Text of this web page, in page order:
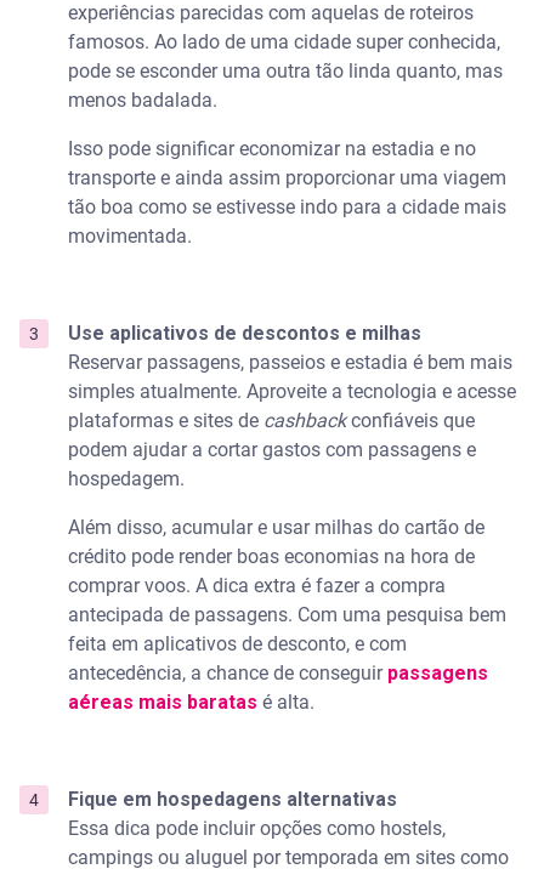
experiências parecidas com aquelas de roteiros
famosos. Ao lado de uma cidade super conhecida,
pode se esconder uma outra tão linda quanto, mas
menos badalada.
Isso pode significar economizar na estadia e no
transporte e ainda assim proporcionar uma viagem
tão boa como se estivesse indo para a cidade mais
movimentada.
Use aplicativos de descontos e milhas
Reservar passagens, passeios e estadia é bem mais
simples atualmente. Aproveite a tecnologia e acesse
plataformas e sites de cashbackconfiáveis que
podem ajudar a cortar gastos com passagens e
hospedagem.
Além disso, acumular e usar milhas do cartão de
crédito pode render boas economias na hora de
comprar voos. A dica extra é fazer a compra
antecipada de passagens. Com uma pesquisa bem
feita em aplicativos de desconto, e com
antecedência, a chance de conseguir passagens
aéreas mais baratas é alta.
Fique em hospedagens alternativas
Essa dica pode incluir opções como hostels,
campings ou aluguel por temporada em sites como